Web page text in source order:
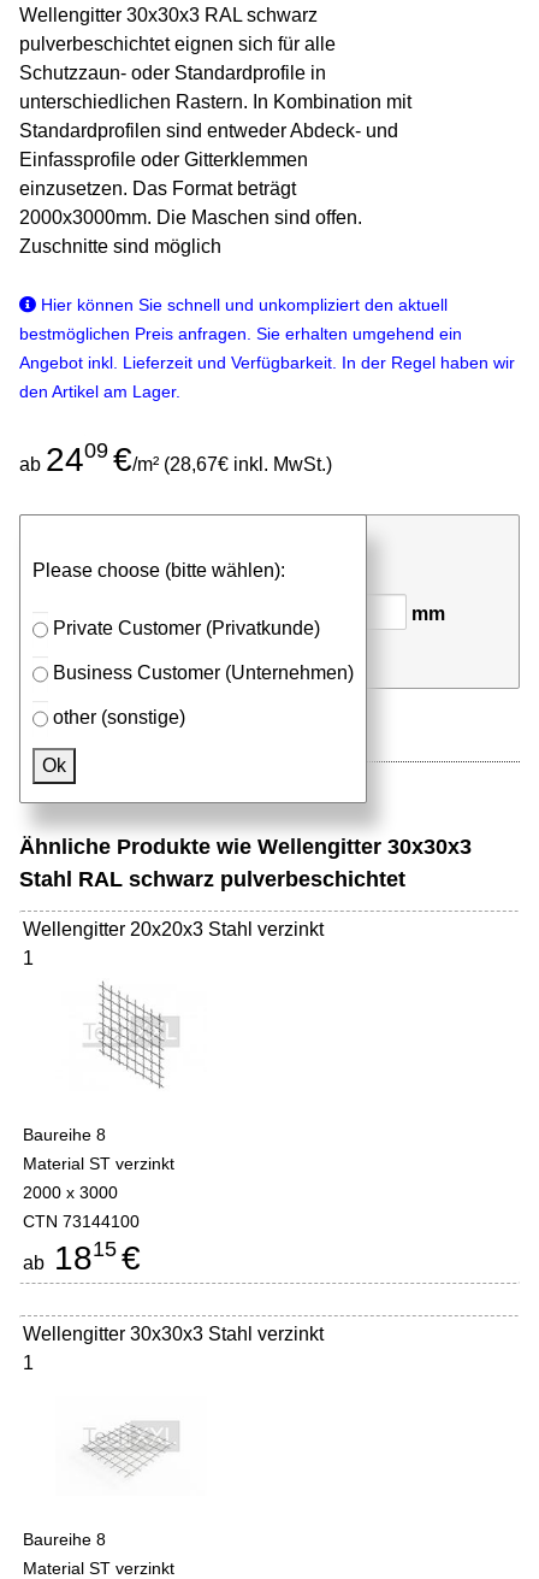
Wellengitter 30x30x3 RAL schwarz
pulverbeschichtet eignen sich für alle
Schutzzaun- oder Standardprofile in
unterschiedlichen Rastern. In Kombination mit
Standardprofilen sind entweder Abdeck- und
Einfassprofile oder Gitterklemmen
einzusetzen. Das Format beträgt
2000x3000mm. Die Maschen sind offen.
Zuschnitte sind möglich
Hier können Sie schnell und unkompliziert den aktuell
bestmöglichen Preis anfragen. Sie erhalten umgehend ein
Angebot inkl. Lieferzeit und Verfügbarkeit. In der Regel haben wir
den Artikel am Lager.
ab 2409 €/m² (28,67€ inkl. MwSt.)
Please choose (bitte wählen):
Private Customer (Privatkunde)
Business Customer (Unternehmen)
other (sonstige)
Ok
⮮
mm
Ähnliche Produkte wie Wellengitter 30x30x3
Stahl RAL schwarz pulverbeschichtet
Wellengitter 20x20x3 Stahl verzinkt
1
Baureihe 8
Material ST verzinkt
2000 x 3000
CTN 73144100
ab 1815 €
Wellengitter 30x30x3 Stahl verzinkt
1
Baureihe 8
Material ST verzinkt